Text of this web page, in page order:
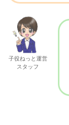
子役ねっと運営
スタッフ